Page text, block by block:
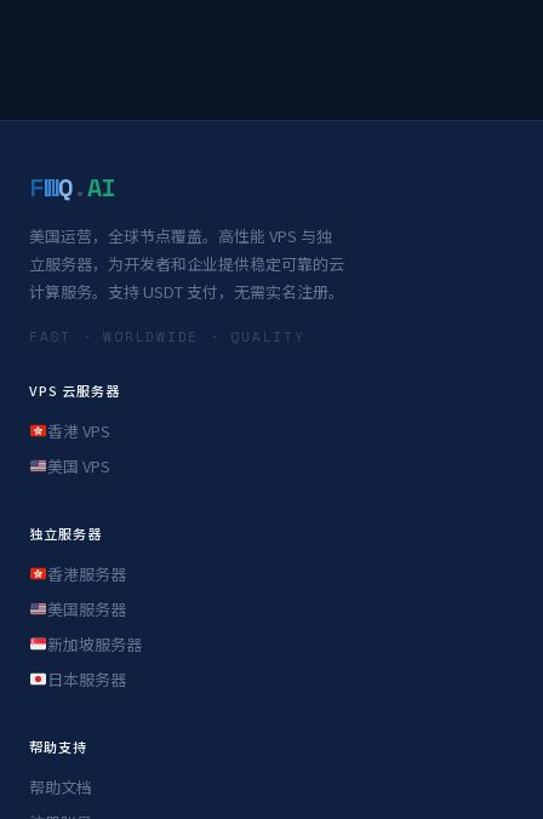
FWQ.AI
美国运营，全球节点覆盖。高性能 VPS 与独
立服务器，为开发者和企业提供稳定可靠的云
计算服务。支持 USDT 支付，无需实名注册。
FAST · WORLDWIDE · QUALITY
VPS 云服务器
香港 VPS
美国 VPS
独立服务器
香港服务器
美国服务器
新加坡服务器
日本服务器
帮助支持
帮助文档